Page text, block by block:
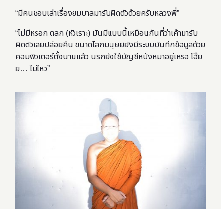
“มีคนชอบเล่าเรื่องยมบาลมารับผิดตัวด้วยครับหลวงพี่”
“ไม่มีหรอก ตลก (หัวเราะ) มันมีแบบนี้เหมือนกันที่ว่าเค้ามารับ
ผิดตัวเลยปล่อยคืน ขนาดโลกมนุษย์ยังมีระบบบันทึกข้อมูลด้วย
คอมพิวเตอร์ตั้งนานแล้ว นรกยังใช้บัญชีหนังหมาอยู่เหรอ โอ๊ย
ย… ไม่ไหว”